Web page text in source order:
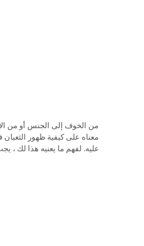
من الخوف إلى الجنس أو من
معناه على كيفية ظهور
عليه. لفهم ما يعنيه هذا لك ،